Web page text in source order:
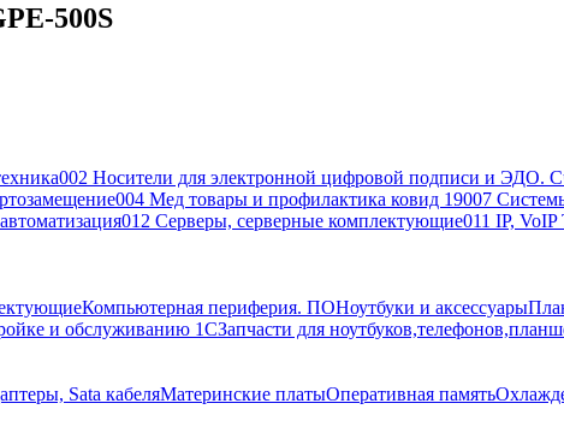
500S
002 Носители для электронной цифровой подписи и ЭДО.
004 Мед товары и профилактика ковид 19007
012 Серверы, серверные комплектующие011 IP,
Компьютерная периферия. ПОНоутбуки и аксессуары
и обслуживанию 1СЗапчасти для
Sata кабеляМатеринские платыОперативная память